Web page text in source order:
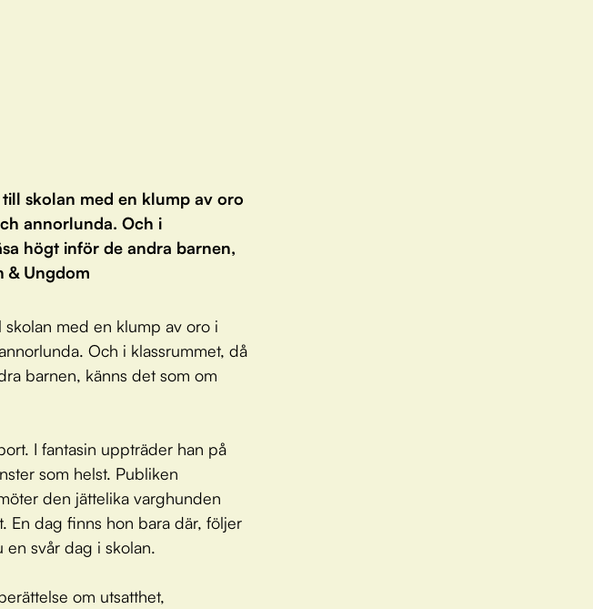
skolan med en klump av oro
annorlunda. Och i
högt inför de andra barnen,
& Ungdom
med en klump av oro i
Och i klassrummet, då
barnen, känns det som om
I fantasin uppträder han på
som helst. Publiken
den jättelika varghunden
En dag finns hon bara där, följer
svår dag i skolan.
om utsatthet,